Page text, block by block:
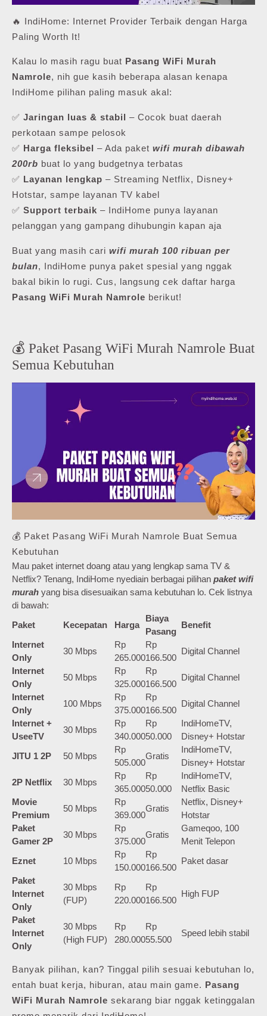
🔥 IndiHome: Internet Provider Terbaik dengan Harga
Paling Worth It!
Kalau lo masih ragu buat Pasang WiFi Murah
Namrole, nih gue kasih beberapa alasan kenapa
IndiHome pilihan paling masuk akal:
✅ Jaringan luas & stabil – Cocok buat daerah
perkotaan sampe pelosok
✅ Harga fleksibel – Ada paket wifi murah dibawah
200rb buat lo yang budgetnya terbatas
✅ Layanan lengkap – Streaming Netflix, Disney+
Hotstar, sampe layanan TV kabel
✅ Support terbaik – IndiHome punya layanan
pelanggan yang gampang dihubungin kapan aja
Buat yang masih cari wifi murah 100 ribuan per
bulan, IndiHome punya paket spesial yang nggak
bakal bikin lo rugi. Cus, langsung cek daftar harga
Pasang WiFi Murah Namrole berikut!
💰 Paket Pasang WiFi Murah Namrole Buat
Semua Kebutuhan
💰 Paket Pasang WiFi Murah Namrole Buat Semua
Kebutuhan
Mau paket internet doang atau yang lengkap sama TV &
Netflix? Tenang, IndiHome nyediain berbagai pilihan paket wifi
murah yang bisa disesuaikan sama kebutuhan lo. Cek listnya
di bawah:
Paket
Kecepatan Harga
Biaya
Pasang
Benefit
Internet
Only
30 Mbps
Rp
265.000
Rp
166.500
Digital Channel
Internet
Only
50 Mbps
Rp
325.000
Rp
166.500
Digital Channel
Internet
Only
100 Mbps
Rp
375.000
Rp
166.500
Digital Channel
Internet +
UseeTV
30 Mbps
Rp
340.000
Rp
50.000
IndiHomeTV,
Disney+ Hotstar
JITU 1 2P
50 Mbps
Rp
505.000
Gratis
IndiHomeTV,
Disney+ Hotstar
2P Netflix
30 Mbps
Rp
365.000
Rp
50.000
IndiHomeTV,
Netflix Basic
Movie
Premium
50 Mbps
Rp
369.000
Gratis
Netflix, Disney+
Hotstar
Paket
Gamer 2P
30 Mbps
Rp
375.000
Gratis
Gameqoo, 100
Menit Telepon
Eznet
10 Mbps
Rp
150.000
Rp
166.500
Paket dasar
Paket
Internet
Only
30 Mbps
(FUP)
Rp
220.000
Rp
166.500
High FUP
Paket
Internet
Only
30 Mbps
(High FUP)
Rp
280.000
Rp
55.500
Speed lebih stabil
Banyak pilihan, kan? Tinggal pilih sesuai kebutuhan lo,
entah buat kerja, hiburan, atau main game. Pasang
WiFi Murah Namrole sekarang biar nggak ketinggalan